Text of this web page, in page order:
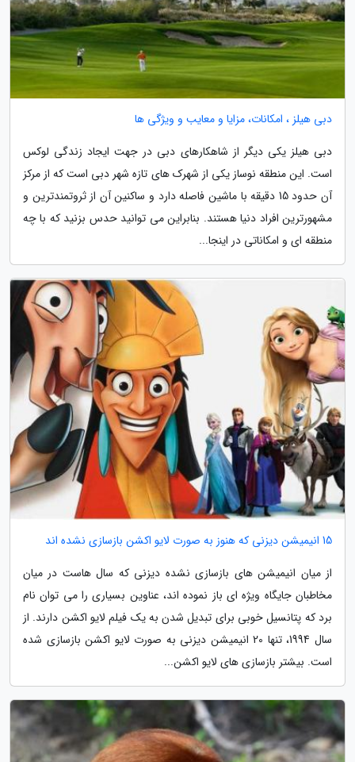
دبی هیلز ، امکانات، مزایا و معایب و ویژگی ها
دبی هیلز یکی دیگر از شاهکارهای دبی در جهت ایجاد زندگی لوکس
است. این منطقه نوساز یکی از شهرک های تازه شهر دبی است که از مرکز
آن حدود 15 دقیقه با ماشین فاصله دارد و ساکنین آن از ثروتمندترین و
مشهورترین افراد دنیا هستند. بنابراین می توانید حدس بزنید که با چه
منطقه ای و امکاناتی در اینجا...
15 انیمیشن دیزنی که هنوز به صورت لایو اکشن بازسازی نشده اند
از میان انیمیشن های بازسازی نشده دیزنی که سال هاست در میان
مخاطبان جایگاه ویژه ای باز نموده اند، عناوین بسیاری را می توان نام
برد که پتانسیل خوبی برای تبدیل شدن به یک فیلم لایو اکشن دارند. از
سال 1994، تنها 20 انیمیشن دیزنی به صورت لایو اکشن بازسازی شده
است. بیشتر بازسازی های لایو اکشن...